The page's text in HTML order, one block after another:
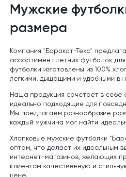
Мужские
размера
Компания "Баракат-Текс"
ассортимент летних футболок
футболки изготовлены из 100%
легкими, дышащими и удобными в
Наша продукция сочетает в себе
идеально подходящие для
Мы предлагаем разнообразие
каждый мужчина мог найти
Хлопковые мужские футболки
оптом, что делает их идеальным
интернет-магазинов, желающих
клиентам качественную и
цене.